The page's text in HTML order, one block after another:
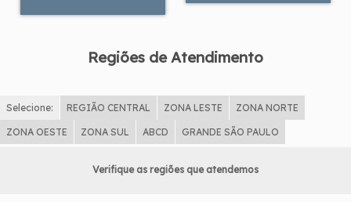
Regiões de Atendimento
Selecione: REGIÃO CENTRAL ZONA LESTE ZONA NORTE
ZONA OESTE ZONA SUL ABCD GRANDE SÃO PAULO
Verifique as regiões que atendemos